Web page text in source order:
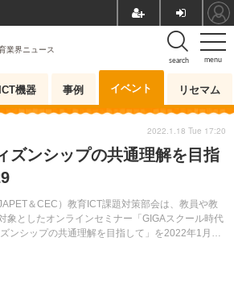
menu
search
業界ニュース
機器 事例 イベント リセマム
ズンシップの共通理解を目指
＆CEC）教育ICT課題対策部会は、教員や教
象としたオンラインセミナー「GIGAスクール時代
ンシップの共通理解を目指して」を2022年1月29
2022.1.18 Tue 17:20